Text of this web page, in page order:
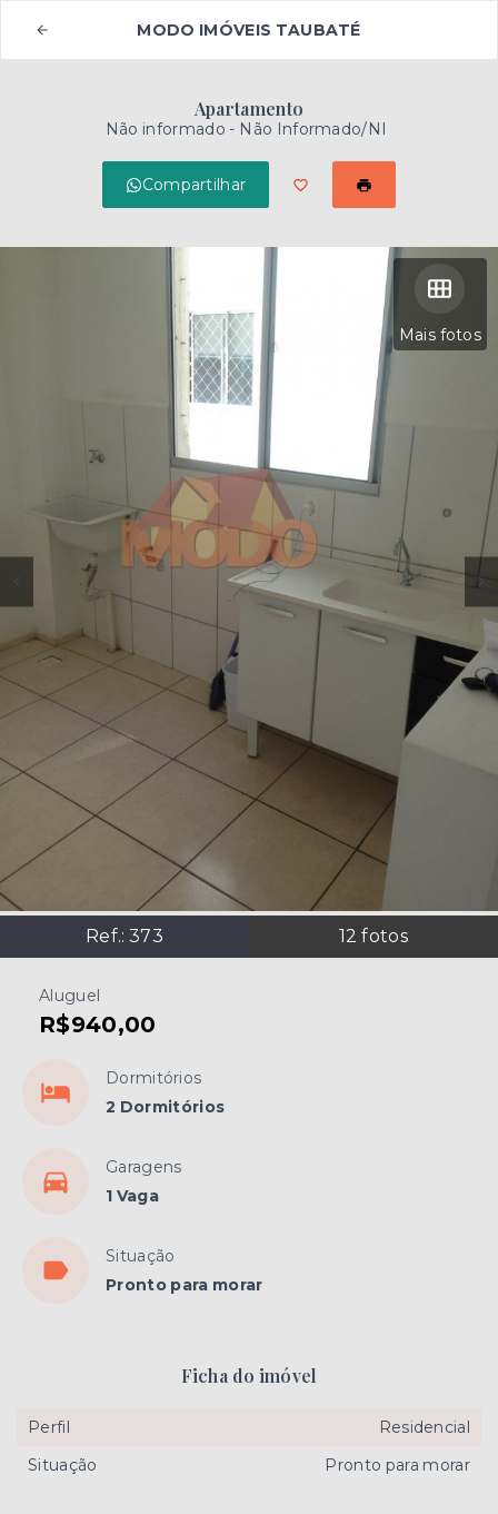
MODO IMÓVEIS TAUBATÉ
Apartamento
Não informado - Não Informado/NI
Compartilhar
Mais fotos
Ref.:373 12 fotos
Aluguel
R$940,00
Dormitórios
2 Dormitórios
Garagens
1 Vaga
Situação
Pronto para morar
Ficha do imóvel
Perfil
Residencial
Situação
Pronto para morar